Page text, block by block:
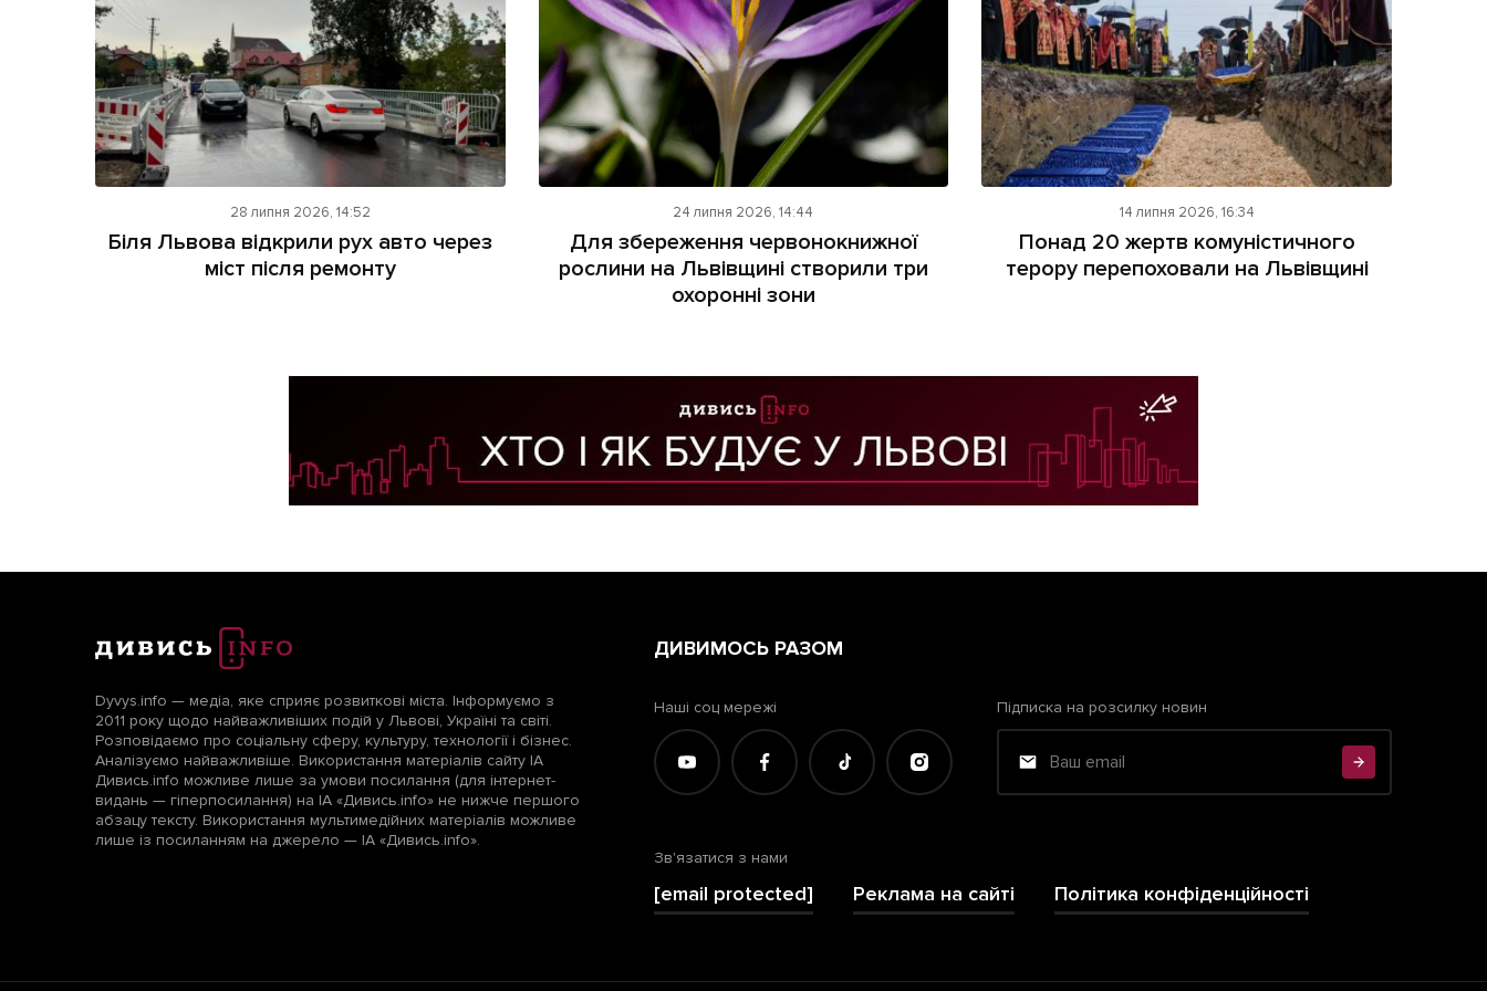
28 липня 2026, 14:52
Біля Львова відкрили рух авто через
міст після ремонту
24 липня 2026, 14:44
Для збереження червонокнижної
рослини на Львівщині створили три
охоронні зони
14 липня 2026, 16:34
Понад 20 жертв комуністичного
терору перепоховали на Львівщині
Dyvys.info — медіа, яке сприяє розвиткові міста. Інформуємо з
2011 року щодо найважливіших подій у Львові, Україні та світі.
Розповідаємо про соціальну сферу, культуру, технології і бізнес.
Аналізуємо найважливіше. Використання матеріалів сайту ІА
Дивись.info можливе лише за умови посилання (для інтернет-
видань — гіперпосилання) на ІА «Дивись.info» не нижче першого
абзацу тексту. Використання мультимедійних матеріалів можливе
лише із посиланням на джерело — ІА «Дивись.info».
ДИВИМОСЬ РАЗОМ
Наші соц мережі Підписка на розсилку новин
Зв'язатися з нами
[email protected] Реклама на сайті Політика конфіденційності